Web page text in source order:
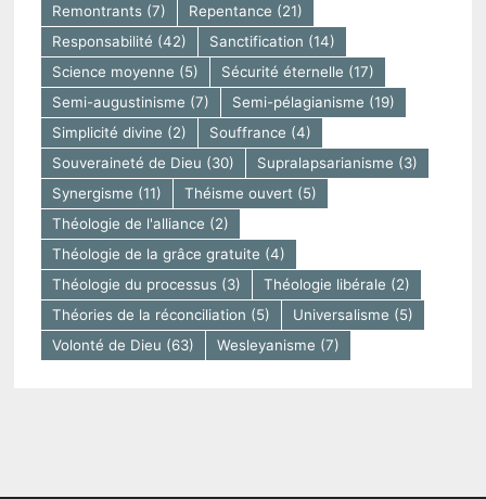
Remontrants(7) Repentance (21)
Responsabilité (42) Sanctification (14)
Science moyenne (5) Sécurité éternelle (17)
Semi-augustinisme (7) Semi-pélagianisme (19)
Simplicité divine (2) Souffrance (4)
Souveraineté de Dieu (30) Supralapsarianisme (3)
Synergisme (11) Théisme ouvert (5)
Théologie de l'alliance (2)
Théologie de la grâce gratuite (4)
Théologie du processus(3) Théologie libérale (2)
Théories de la réconciliation (5) Universalisme (5)
Volonté de Dieu (63) Wesleyanisme (7)